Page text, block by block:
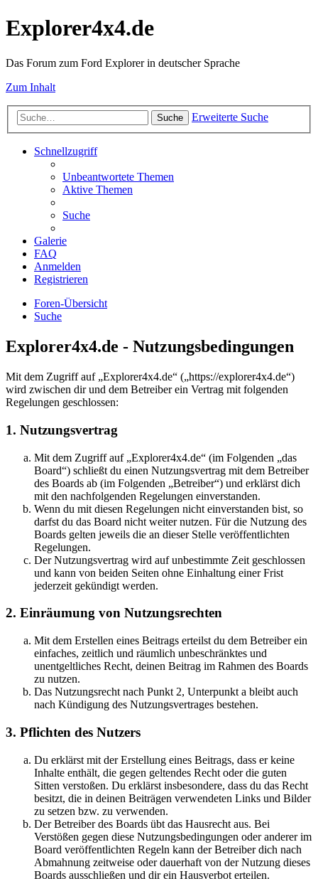
Explorer4x4.de
Das Forum zum Ford Explorer in deutscher Sprache
Zum Inhalt
Suche Erweiterte Suche
Schnellzugriff
Unbeantwortete Themen
Aktive Themen
Suche
Galerie
FAQ
Anmelden
Registrieren
Foren-Übersicht
Suche
Explorer4x4.de - Nutzungsbedingungen
Mit dem Zugriff auf „Explorer4x4.de“ („https://explorer4x4.de“)
wird zwischen dir und dem Betreiber ein Vertrag mit folgenden
Regelungen geschlossen:
1. Nutzungsvertrag
Mit dem Zugriff auf „Explorer4x4.de“ (im Folgenden „das
Board“) schließt du einen Nutzungsvertrag mit dem Betreiber
des Boards ab (im Folgenden „Betreiber“) und erklärst dich
mit den nachfolgenden Regelungen einverstanden.
Wenn du mit diesen Regelungen nicht einverstanden bist, so
darfst du das Board nicht weiter nutzen. Für die Nutzung des
Boards gelten jeweils die an dieser Stelle veröffentlichten
Regelungen.
Der Nutzungsvertrag wird auf unbestimmte Zeit geschlossen
und kann von beiden Seiten ohne Einhaltung einer Frist
jederzeit gekündigt werden.
2. Einräumung von Nutzungsrechten
Mit dem Erstellen eines Beitrags erteilst du dem Betreiber ein
einfaches, zeitlich und räumlich unbeschränktes und
unentgeltliches Recht, deinen Beitrag im Rahmen des Boards
zu nutzen.
Das Nutzungsrecht nach Punkt 2, Unterpunkt a bleibt auch
nach Kündigung des Nutzungsvertrages bestehen.
3. Pflichten des Nutzers
Du erklärst mit der Erstellung eines Beitrags, dass er keine
Inhalte enthält, die gegen geltendes Recht oder die guten
Sitten verstoßen. Du erklärst insbesondere, dass du das Recht
besitzt, die in deinen Beiträgen verwendeten Links und Bilder
zu setzen bzw. zu verwenden.
Der Betreiber des Boards übt das Hausrecht aus. Bei
Verstößen gegen diese Nutzungsbedingungen oder anderer im
Board veröffentlichten Regeln kann der Betreiber dich nach
Abmahnung zeitweise oder dauerhaft von der Nutzung dieses
Boards ausschließen und dir ein Hausverbot erteilen.